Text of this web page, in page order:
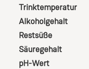
Trinktemperatur
Alkoholgehalt
Restsüße
Säuregehalt
pH-Wert